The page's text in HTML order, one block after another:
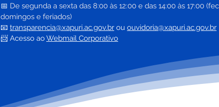
📅 De segunda a sexta das 8:00 às 12:00 e das 14:00 às 17:00
domingos e feriados)
📧 transparencia@xapuri.ac.gov.br ou ouvidoria@xapuri.ac.gov.br
📨 Acesso ao Webmail Corporativo